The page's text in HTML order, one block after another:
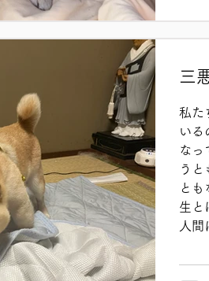
はな
に
動向
ら
に足
す。
三
私た
いる
なっ
う
と
生と
人
です